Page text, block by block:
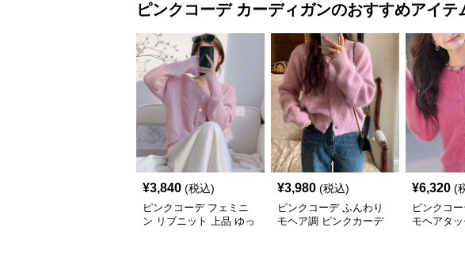
ピンクコーデ カーディガンのおすすめアイテ
¥3,840 (税込)
ピンクコーデ フェミニ
ン リブニット 上品 ゆっ
¥3,980 (税込)
ピンクコーデ ふんわり
モヘア調 ピンクカーデ
¥6,320 (
ピンクコ
モヘアタ